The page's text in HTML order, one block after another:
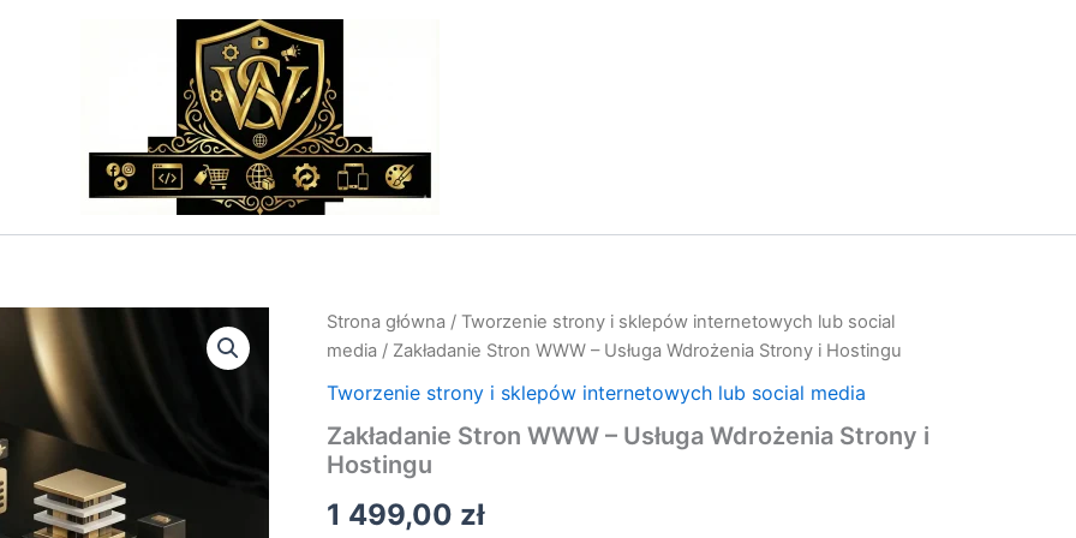
Strona główna / Tworzenie strony i sklepów internetowych lub social
media / Zakładanie Stron WWW – Usługa Wdrożenia Strony i Hostingu
Tworzenie strony i sklepów internetowych lub social media
Zakładanie Stron WWW – Usługa Wdrożenia Strony i
Hostingu
1 499,00 zł
ilość
Zakładanie
WWW
Usługa
Wdrożenia
i